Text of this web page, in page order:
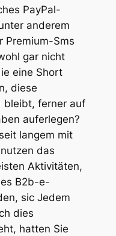
PayPal-
anderem
Premium-Sms
gar nicht
eine Short
diese
bleibt, ferner auf
auferlegen?
langem mit
das
Aktivitäten,
B2b-e-
sic Jedem
dies
hatten Sie